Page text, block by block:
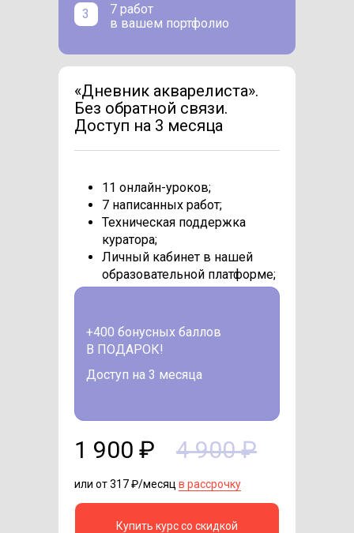
7 работ
в вашем портфолио
3
или от 317 ₽/месяц в рассрочку
11 онлайн-уроков;
7 написанных работ;
Техническая поддержка
куратора;
Личный кабинет в нашей
образовательной платформе;
4 900 ₽
1 900 ₽
Купить курс со скидкой
«Дневник акварелиста».
Без обратной связи.
Доступ на 3 месяца
+400 бонусных баллов
В ПОДАРОК!
Доступ на 3 месяца